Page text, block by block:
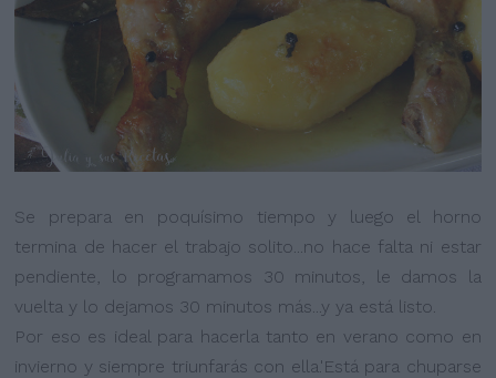
Se prepara en poquísimo tiempo y luego el horno
termina de hacer el trabajo solito...no hace falta ni estar
pendiente, lo programamos 30 minutos, le damos la
vuelta y lo dejamos 30 minutos más...y ya está listo.
Por eso es ideal para hacerla tanto en verano como en
invierno y siempre triunfarás con ella.'Está para chuparse